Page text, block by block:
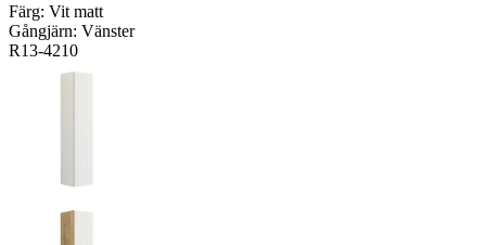
Färg: Vit matt
Gångjärn: Vänster
R13-4210